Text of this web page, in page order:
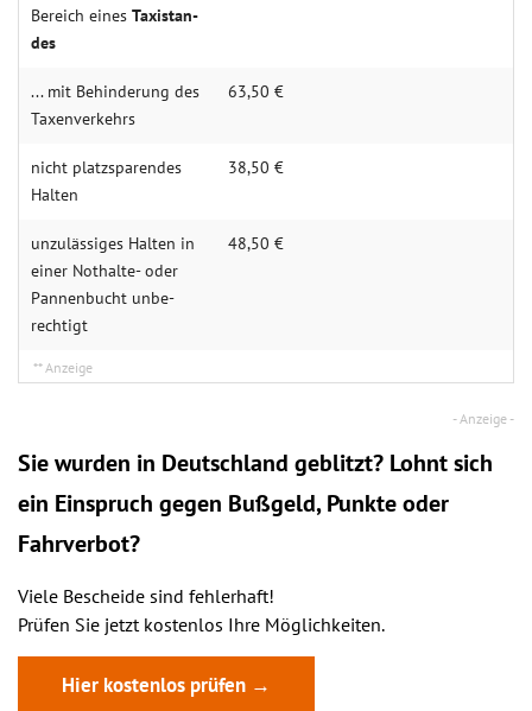
Be­reich eines Taxi­stan­
des
... mit Be­hin­de­rung des
Taxen­ver­kehrs
63,50 €
nicht platz­sparendes
Halten
38,50 €
unzulässiges Halten in
einer Not­halte- oder
Pannen­bucht unbe­
rechtigt
48,50 €
Sie wurden in Deutschland geblitzt? Lohnt sich
ein Einspruch gegen Bußgeld, Punkte oder
Fahrverbot?
Viele Bescheide sind fehlerhaft!
Prüfen Sie jetzt kostenlos Ihre Möglichkeiten.
Hier kostenlos prüfen →